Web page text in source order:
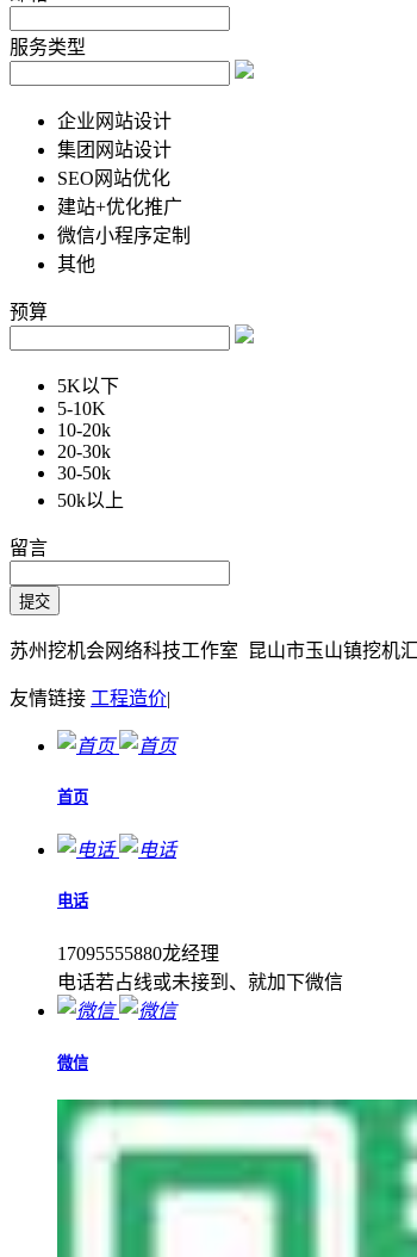
服务类型
企业网站设计
集团网站设计
SEO网站优化
建站+优化推广
微信小程序定制
其他
预算
5K以下
5-10K
10-20k
20-30k
30-50k
50k以上
留言
苏州挖机会网络科技工作室 昆山市玉山镇挖机
友情链接 工程造价|
首页
电话
17095555880龙经理
电话若占线或未接到、就加下微信
微信